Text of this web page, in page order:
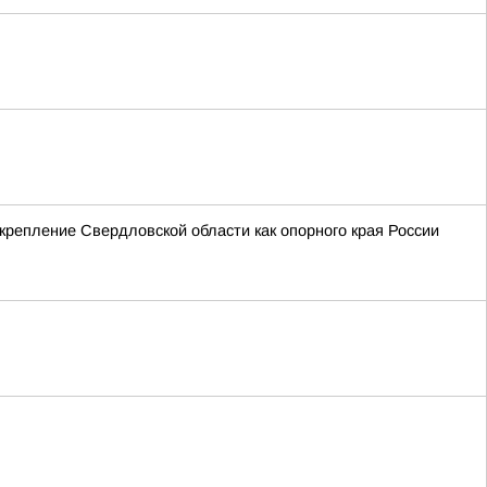
Свердловской области как опорного края России